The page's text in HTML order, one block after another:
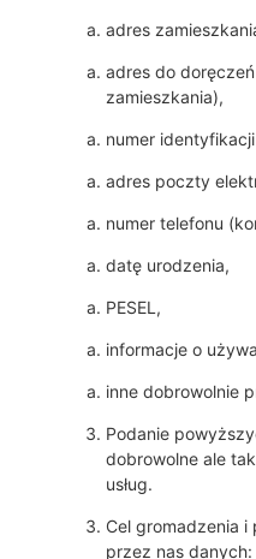
adres
adres do
zamieszkania),
numer
adres poczty
numer telefonu
datę urodzenia,
PESEL,
informacje o
inne dobrowolnie
Podanie
dobrowolne ale
usług.
Cel gromadzenia
przez nas danych: